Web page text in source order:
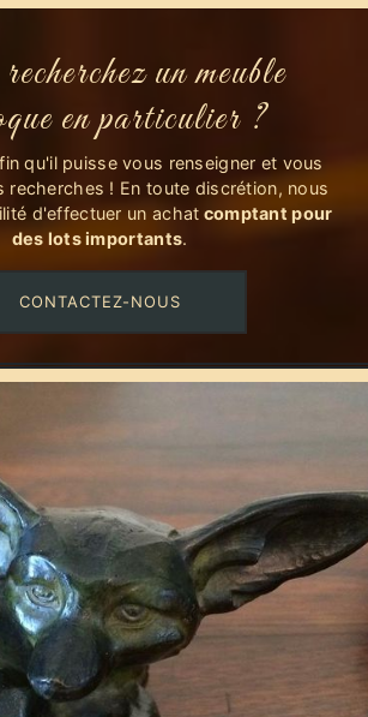
un meuble
en particulier ?
qu'il puisse vous renseigner et vous
recherches ! En toute discrétion, nous
d'effectuer un achat comptant pour
des lots importants.
CONTACTEZ-NOUS